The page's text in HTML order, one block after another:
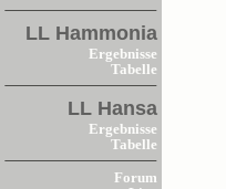
LL Hammonia
Ergebnisse
Tabelle
LL Hansa
Ergebnisse
Tabelle
Forum